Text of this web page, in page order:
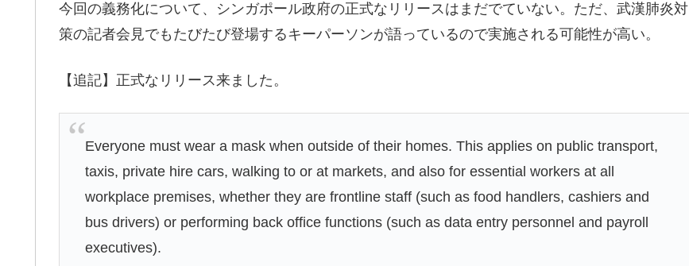
今回の義務化について、シンガポール政府の正式なリリースはまだでていない。ただ、武漢肺炎対
策の記者会見でもたびたび登場するキーパーソンが語っているので実施される可能性が高い。
【追記】正式なリリース来ました。
Everyone must wear a mask when outside of their homes. This applies on public transport,
taxis, private hire cars, walking to or at markets, and also for essential workers at all
workplace premises, whether they are frontline staff (such as food handlers, cashiers and
bus drivers) or performing back office functions (such as data entry personnel and payroll
executives).